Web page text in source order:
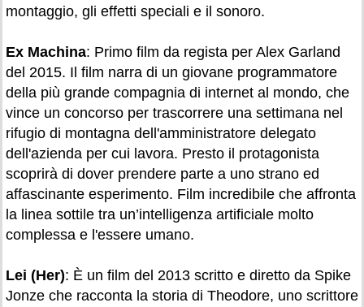
montaggio, gli effetti speciali e il sonoro.
Ex Machina: Primo film da regista per Alex Garland
del 2015. Il film narra di un giovane programmatore
della più grande compagnia di internet al mondo, che
vince un concorso per trascorrere una settimana nel
rifugio di montagna dell'amministratore delegato
dell'azienda per cui lavora. Presto il protagonista
scoprirà di dover prendere parte a uno strano ed
affascinante esperimento. Film incredibile che affronta
la linea sottile tra un’intelligenza artificiale molto
complessa e l'essere umano.
Lei (Her): È un film del 2013 scritto e diretto da Spike
Jonze che racconta la storia di Theodore, uno scrittore